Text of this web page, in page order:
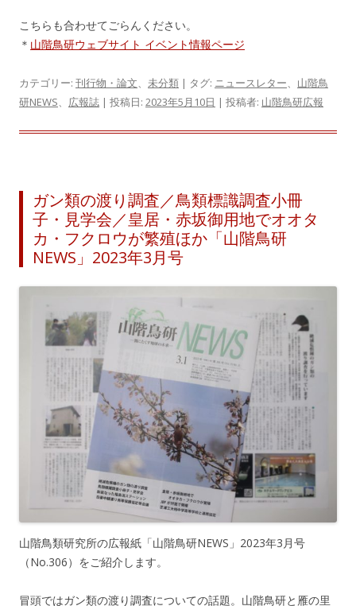
こちらも合わせてごらんください。
＊ 山階鳥研ウェブサイト イベント情報ページ
カテゴリー: 刊行物・論文、 未分類 | タグ: ニュースレター、 山階鳥
研NEWS、 広報誌 | 投稿日: 2023年5月10日 | 投稿者: 山階鳥研広報
ガン類の渡り調査／鳥類標識調査小冊
子・見学会／皇居・赤坂御用地でオオタ
カ・フクロウが繁殖ほか「山階鳥研
NEWS」2023年3月号
山階鳥類研究所の広報紙「山階鳥研NEWS」2023年3月号
（No.306）をご紹介します。
冒頭ではガン類の渡り調査についての話題。山階鳥研と雁の里